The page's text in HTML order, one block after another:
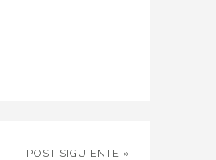
POST SIGUIENTE »